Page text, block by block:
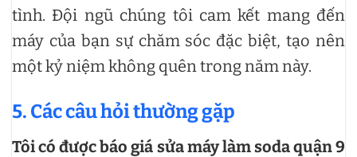
tình. Đội ngũ chúng tôi cam kết mang đến
máy của bạn sự chăm sóc đặc biệt, tạo nên
một kỷ niệm không quên trong năm này.
5. Các câu hỏi thường gặp
Tôi có được báo giá sửa máy làm soda quận 9